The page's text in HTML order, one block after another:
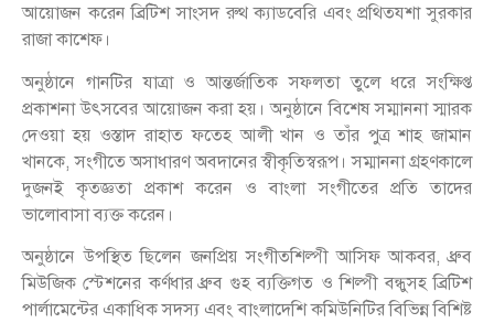
আয়োজন করেন ব্রিটিশ সাংসদ রুথ ক্যাডবেরি এবং প্রথিতযশা সুরকার
রাজা কাশেফ।
অনুষ্ঠানে গানটির যাত্রা ও আন্তর্জাতিক সফলতা তুলে ধরে সংক্ষিপ্ত
প্রকাশনা উৎসবের আয়োজন করা হয়। অনুষ্ঠানে বিশেষ সম্মাননা স্মারক
দেওয়া হয় ওস্তাদ রাহাত ফতেহ আলী খান ও তাঁর পুত্র শাহ জামান
খানকে, সংগীতে অসাধারণ অবদানের স্বীকৃতিস্বরূপ। সম্মাননা গ্রহণকালে
দুজনই কৃতজ্ঞতা প্রকাশ করেন ও বাংলা সংগীতের প্রতি তাদের
ভালোবাসা ব্যক্ত করেন।
অনুষ্ঠানে উপস্থিত ছিলেন জনপ্রিয় সংগীতশিল্পী আসিফ আকবর, ধ্রুব
মিউজিক স্টেশনের কর্ণধার ধ্রুব গুহ ব্যক্তিগত ও শিল্পী বন্ধুসহ ব্রিটিশ
পার্লামেন্টের একাধিক সদস্য এবং বাংলাদেশি কমিউনিটির বিভিন্ন বিশিষ্ট